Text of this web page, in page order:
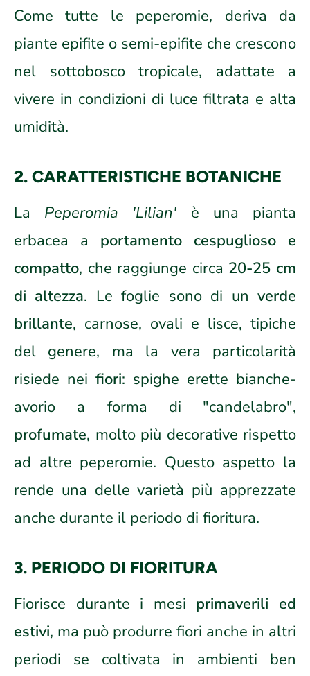
Come tutte le peperomie, deriva da
piante epifite o semi-epifite che crescono
nel sottobosco tropicale, adattate a
vivere in condizioni di luce filtrata e alta
umidità.
2. CARATTERISTICHE BOTANICHE
La Peperomia 'Lilian' è una pianta
erbacea a portamento cespuglioso e
compatto, che raggiunge circa 20-25 cm
di altezza. Le foglie sono di unverde
brillante, carnose, ovali e lisce, tipiche
del genere, ma la vera particolarità
risiede nei fiori: spighe erette bianche-
avorio a forma di "candelabro",
profumate, molto più decorative rispetto
ad altre peperomie. Questo aspetto la
rende una delle varietà più apprezzate
anche durante il periodo di fioritura.
3. PERIODO DI FIORITURA
Fiorisce durante i mesi primaverili ed
estivi, ma può produrre fiori anche in altri
periodi se coltivata in ambienti ben